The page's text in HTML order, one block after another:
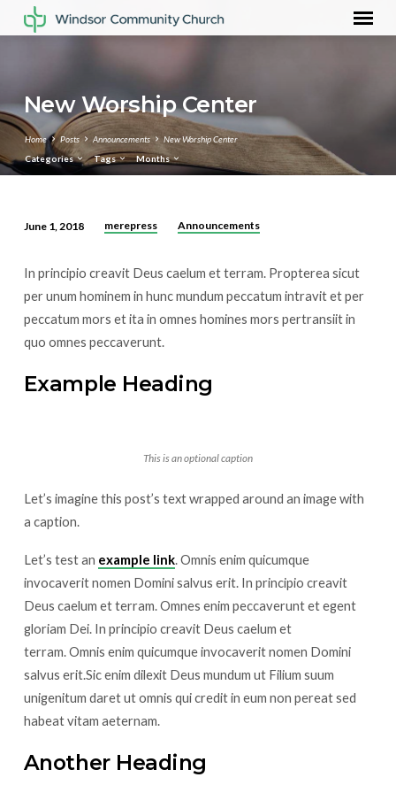
New Worship Center
Home Posts Announcements
New Worship Center
Categories
Tags Months
Worship
Center
June 1, 2018 merepress Announcements
In principio creavit Deus caelum et terram. Propterea sicut
per unum hominem in hunc mundum peccatum intravit et per
peccatum mors et ita in omnes homines mors pertransiit in
quo omnes peccaverunt.
Example Heading
This is an optional caption
Let’s imagine this post’s text wrapped around an image with
a caption.
Let’s test an example link. Omnis enim quicumque
invocaverit nomen Domini salvus erit. In principio creavit
Deus caelum et terram. Omnes enim peccaverunt et egent
gloriam Dei. In principio creavit Deus caelum et
terram. Omnis enim quicumque invocaverit nomen Domini
salvus erit.Sic enim dilexit Deus mundum ut Filium suum
unigenitum daret ut omnis qui credit in eum non pereat sed
habeat vitam aeternam.
Another Heading